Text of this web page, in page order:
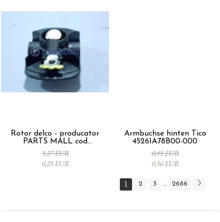
Rotor delco - producator
PARTS MALL cod
33310A78B00-000
3,27 EUR
0,25 EUR
Armbuchse hinten Tico
45261A78B00-000
0,91 EUR
0,56 EUR
1 2 3 ... 2686